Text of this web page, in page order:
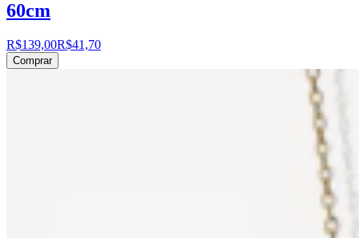
60cm
R$139,00R$41,70
Comprar